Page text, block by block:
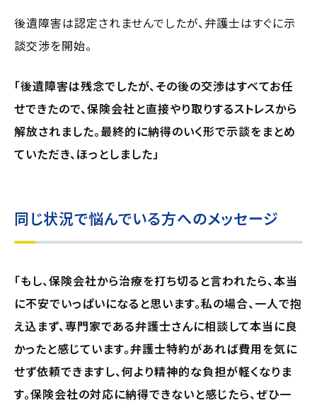
後遺障害は認定されませんでしたが、弁護士はすぐに示
談交渉を開始。
「後遺障害は残念でしたが、その後の交渉はすべてお任
せできたので、保険会社と直接やり取りするストレスから
解放されました。最終的に納得のいく形で示談をまとめ
ていただき、ほっとしました」
同じ状況で悩んでいる方へのメッセージ
「もし、保険会社から治療を打ち切ると言われたら、本当
に不安でいっぱいになると思います。私の場合、一人で抱
え込まず、専門家である弁護士さんに相談して本当に良
かったと感じています。弁護士特約があれば費用を気に
せず依頼できますし、何より精神的な負担が軽くなりま
す。保険会社の対応に納得できないと感じたら、ぜひ一